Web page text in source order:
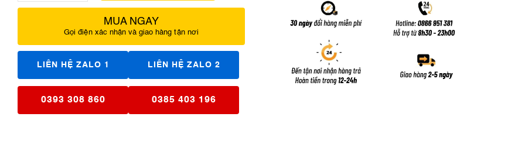
MUA NGAY
Gọi điện xác nhận và giao hàng tận nơi
LIÊN HỆ ZALO 1 LIÊN HỆ ZALO 2
0393 308 860 0385 403 196